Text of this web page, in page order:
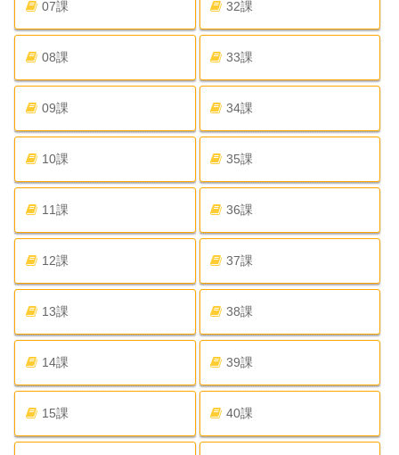
07課 32課
08課 33課
09課 34課
10課 35課
11課 36課
12課 37課
13課 38課
14課 39課
15課 40課